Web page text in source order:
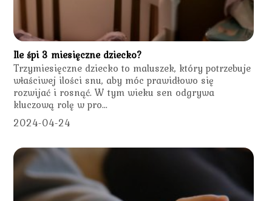
Ile śpi 3 miesięczne dziecko?
Trzymiesięczne dziecko to maluszek, który potrzebuje
właściwej ilości snu, aby móc prawidłowo się
rozwijać i rosnąć. W tym wieku sen odgrywa
kluczową rolę w pro...
2024-04-24